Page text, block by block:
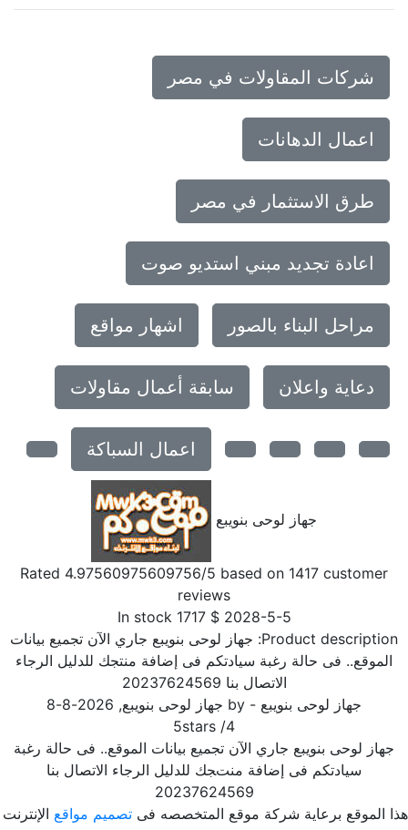
شركات المقاولات في مصر
اعمال الدهانات
طرق الاستثمار في مصر
اعادة تجديد مبني استديو صوت
مراحل البناء بالصور اشهار مواقع
دعاية واعلان سابقة أعمال مقاولات
اعمال السباكة
جهاز لوحى بنويبع
Rated4.97560975609756 /5 based on1417customer
reviews
2028-5-5
$
1717
In stock
Product جهاز لوحى بنويبع جاري الآن تجميع بيانات
الموقع.. فى حالة رغبة سيادتكم فى إضافة منتجك للدليل الرجاء
الاتصال بنا 20237624569
جهاز لوحى بنويبع- by جهاز لوحى بنويبع,
2026-8-8
/
5stars
جهاز لوحى بنويبع جاري الآن تجميع بيانات الموقع.. فى حالة رغبة
سيادتكم فى إضافة منتجك للدليل الرجاء الاتصال بنا
20237624569
الموقع برعاية شركة موقع المتخصصه فىتصميم مواقعالإنترنت